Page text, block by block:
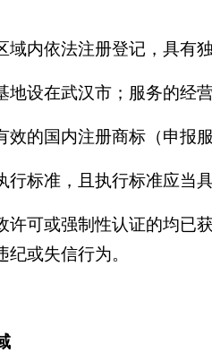
域内依法注册登记，具有
地设在武汉市；服务的经
效的国内注册商标（申报
行标准，且执行标准应当
许可或强制性认证的均
或失信行为。